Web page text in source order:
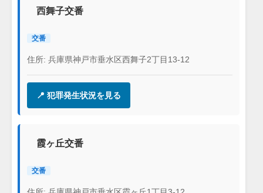
西舞子交番
交番
住所: 兵庫県神戸市垂水区西舞子2丁目13-12
📍 犯罪発生状況を見る
霞ヶ丘交番
交番